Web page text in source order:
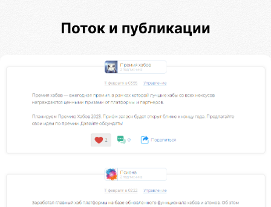
Поток и публикации